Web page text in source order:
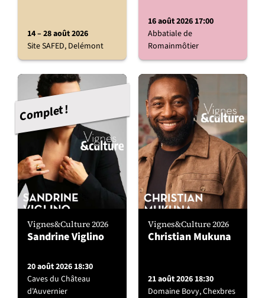
14 – 28 août 2026
Site SAFED, Delémont
16 août 2026 17:00
Abbatiale de
Romainmôtier
Vignes&Culture 2026
Sandrine Viglino
20 août 2026 18:30
Caves du Château
d'Auvernier
Complet !
Vignes&Culture 2026
Christian Mukuna
21 août 2026 18:30
Domaine Bovy, Chexbres